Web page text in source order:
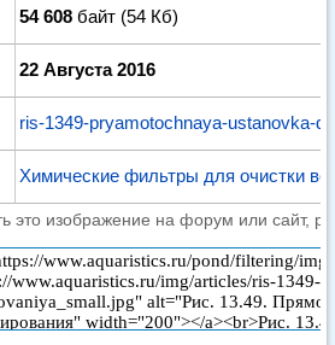
54 608 байт (54 Кб)
22 Августа 2016
ris-1349-pryamotochnaya-ustanovka-
Химические фильтры для очистки
это изображение на форум или сайт,